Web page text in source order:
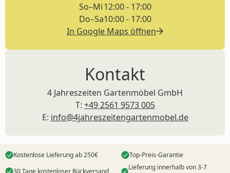
So–Mi
Do–Sa
12:00 - 17:00
10:00 - 17:00
In Google Maps öffnen
Kontakt
4 Jahreszeiten Gartenmöbel GmbH
T: +49 2561 9573 005
E: info@4jahreszeitengartenmobel.de
Kostenlose Lieferung ab 250€
Top-Preis-Garantie
Lieferung innerhalb von 3-7